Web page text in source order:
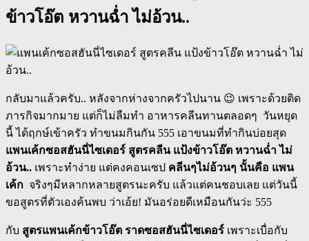
ข้าวโอ๊ต หวานฉ่ำ ไม่อ้วน..
กลับมาแล้วครับ.. หลังจากห่างจากครัวไปนาน 😉 เพราะด้วยติด
ภารกิจมากมาย แต่ก็ไม่ลืมทำ อาหารคลีนทานตลอดๆ วันหยุด
นี้ ได้ฤกษ์เข้าครัว ทำขนมกินกัน 555 เอาขนมที่ทำกินบ่อยสุด
แพนเค้กซอสฮันนี่ไซเดอร์ สูตรคลีน แป้งข้าวโอ๊ต หวานฉ่ำ ไม่
อ้วน.. เพราะทำง่าย แต่คงคอนเซป คลีนๆไม่อ้วนๆ นั้นคือ แพน
เค้ก จริงๆมีหลากหลายสูตรนะครับ แล้วแต่คนชอบเลย แต่วันนี้
ขอสูตรที่ตัวเองค้นพบ ว่าเอ้ย! มันอร่อยดีเหมือนกันว่ะ 555
กับ สูตรแพนเค้กข้าวโอ๊ต ราดซอสฮันนี่ไซเดอร์ เพราะเบื่อกับ